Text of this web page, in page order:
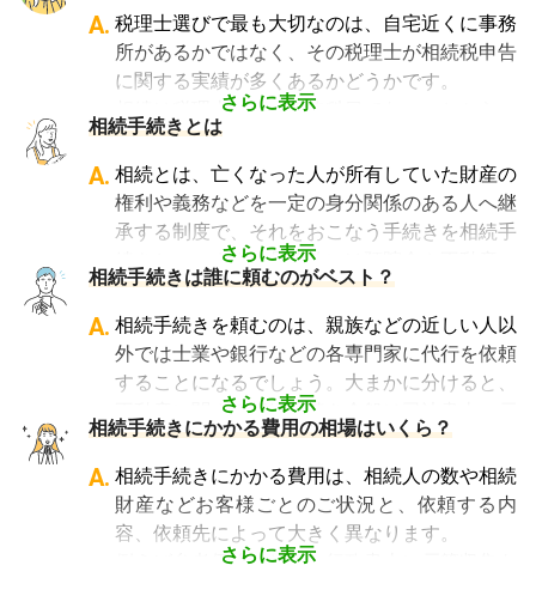
相談料については、初回のみ無料・30分以内
無料・30分から1時間あたり数千円の費用がか
かる、などさまざまです。
なお相続税の申告期限ギリギリに依頼をする
と、特急料金が上乗せされるため、注意が必要
です。
「相続費用見積ガイド」では、 相続税申告に強
い税理士に、無料で一括見積依頼が可能です 。
ご自身の状況ではいくら費用がかかるのか、ま
ずは見積を取り寄せてみましょう。
さらに表示
A. 税理士選びで最も大切なのは、自宅近くに事務
所があるかではなく、その税理士が相続税申告
に関する実績が多くあるかどうかです。
相続は税理士試験の必修科目でないことから、
資格試験を取る時に選択していない税理士にと
っては全くの専門外となります。
そのため相続税を専門に扱う税理士事務所や、
相続税申告の経験が豊富な税理士事務所を選ぶ
ことが、節税の面でもスムーズな手続きの面で
も大変重要になります。
なお、自宅から離れた場所にある事務所であっ
ても、相続税申告の対応は可能です。
「相続費用見積ガイド」では、相続税申告に強
い税理士を多数掲載しており、無料で一括見積
依頼が可能です。ぜひご利用ください。
相続手続きとは
さらに表示
A. 相続とは、亡くなった人が所有していた財産の
権利や義務などを一定の身分関係のある人へ継
承する制度で、それをおこなう手続きを相続手
続きといいます。具体的には預貯金や不動産、
借金なども含めた亡くなった人の財産を配偶者
や子どもなどの相続人に引き継ぐ手続きのこと
です。相続手続きが大変と言われるのは、その
複雑さや手続きの多さにあります。加えて役所
や銀行などに出向くことも多いことから時間も
手間もかかります。専門家に任せればそういっ
た煩わしさを大幅に減らすことができます。
相続手続きは誰に頼むのがベスト？
さらに表示
A. 相続手続きを頼むのは、親族などの近しい人以
外では士業や銀行などの各専門家に代行を依頼
することになるでしょう。大まかに分けると、
不動産に関する相続手続き全般は司法書士、戸
籍謄本の収集、預貯金口座・車などの名義変更
手続きを任せたい場合は行政書士、相続税申告
や節税対策の検討は税理士、相続人の間で争い
やトラブルになっている場合は弁護士というよ
うに状況別に頼むのがベストです。
相続手続きにかかる費用の相場はいくら？
さらに表示
A. 相続手続きにかかる費用は、相続人の数や相続
財産などお客様ごとのご状況と、依頼する内
容、依頼先によって大きく異なります。
例えば参考価格として、行政書士に戸籍収集を